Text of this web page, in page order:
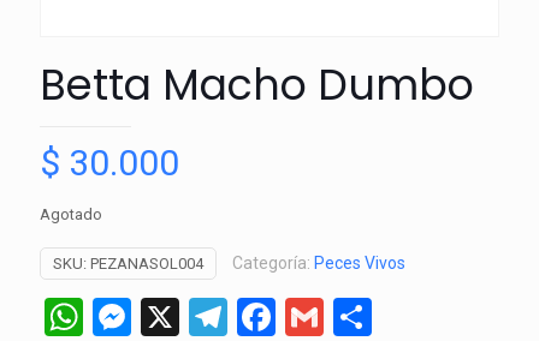
Betta Macho Dumbo
$ 30.000
Agotado
SKU: PEZANASOL004 Categoría: Peces Vivos
WhatsApp
Messenger
X Telegram
Facebook
Gmail